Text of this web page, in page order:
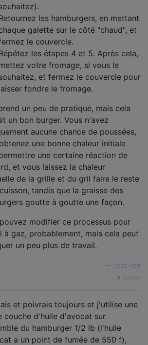
les hamburgers, en mettant
galette sur le côté "chaud", et
le couvercle.
les étapes 4 et 5. Après cela,
votre fromage, si vous le
et fermez le couvercle pour
fondre le fromage.
un peu de pratique, mais cela
un bon burger. Vous n'avez
aucune chance de poussées,
une bonne chaleur initiale
une certaine réaction de
et vous laissez la chaleur
de la grille et du gril faire le reste
tandis que la graisse des
goutte à goutte une façon.
modifier ce processus pour
à gaz, probablement, mais cela peut
un peu plus de travail.
Sean Hart
source
et poivrais toujours et j'utilise une
couche d'huile d'avocat sur
du hamburger 1/2 lb (l'huile
a un point de fumée de 550 f),